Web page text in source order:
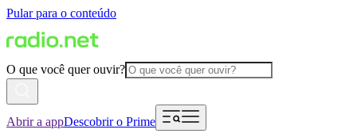
Pular para o conteúdo
O que você quer ouvir?
Abrir a appDescobrir o Prime